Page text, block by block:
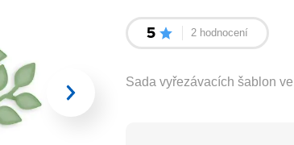
5 2 hodnocení
Sada vyřezávacích šablon